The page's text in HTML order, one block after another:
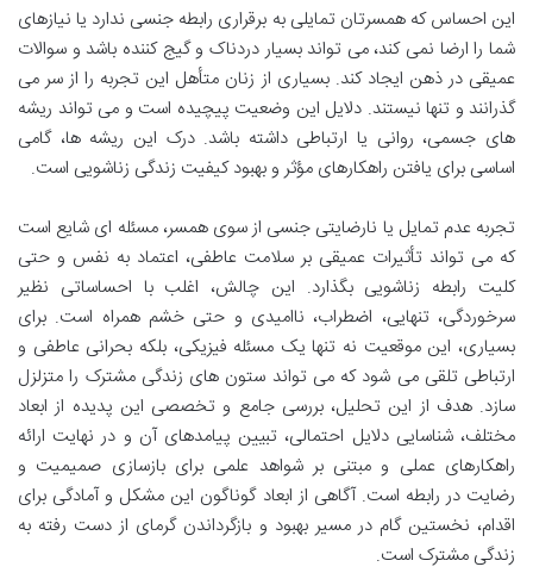
این احساس که همسرتان تمایلی به برقراری رابطه جنسی ندارد یا نیازهای
شما را ارضا نمی کند، می تواند بسیار دردناک و گیج کننده باشد و سوالات
عمیقی در ذهن ایجاد کند. بسیاری از زنان متأهل این تجربه را از سر می
گذرانند و تنها نیستند. دلایل این وضعیت پیچیده است و می تواند ریشه
های جسمی، روانی یا ارتباطی داشته باشد. درک این ریشه ها، گامی
اساسی برای یافتن راهکارهای مؤثر و بهبود کیفیت زندگی زناشویی است.
تجربه عدم تمایل یا نارضایتی جنسی از سوی همسر، مسئله ای شایع است
که می تواند تأثیرات عمیقی بر سلامت عاطفی، اعتماد به نفس و حتی
کلیت رابطه زناشویی بگذارد. این چالش، اغلب با احساساتی نظیر
سرخوردگی، تنهایی، اضطراب، ناامیدی و حتی خشم همراه است. برای
بسیاری، این موقعیت نه تنها یک مسئله فیزیکی، بلکه بحرانی عاطفی و
ارتباطی تلقی می شود که می تواند ستون های زندگی مشترک را متزلزل
سازد. هدف از این تحلیل، بررسی جامع و تخصصی این پدیده از ابعاد
مختلف، شناسایی دلایل احتمالی، تبیین پیامدهای آن و در نهایت ارائه
راهکارهای عملی و مبتنی بر شواهد علمی برای بازسازی صمیمیت و
رضایت در رابطه است. آگاهی از ابعاد گوناگون این مشکل و آمادگی برای
اقدام، نخستین گام در مسیر بهبود و بازگرداندن گرمای از دست رفته به
زندگی مشترک است.